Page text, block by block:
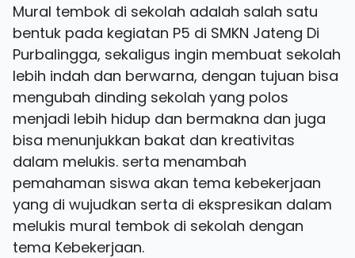
Mural tembok di sekolah adalah salah satu
bentuk pada kegiatan P5 di SMKN Jateng Di
Purbalingga, sekaligus ingin membuat sekolah
lebih indah dan berwarna, dengan tujuan bisa
mengubah dinding sekolah yang polos
menjadi lebih hidup dan bermakna dan juga
bisa menunjukkan bakat dan kreativitas
dalam melukis. serta menambah
pemahaman siswa akan tema kebekerjaan
yang di wujudkan serta di ekspresikan dalam
melukis mural tembok di sekolah dengan
tema Kebekerjaan.